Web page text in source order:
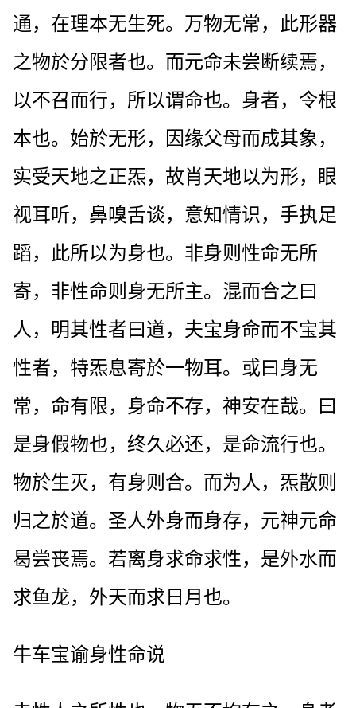
通，在理本无生死。万物无常，此形器
之物於分限者也。而元命未尝断续焉，
以不召而行，所以谓命也。身者，令根
本也。始於无形，因缘父母而成其象，
实受天地之正炁，故肖天地以为形，眼
视耳听，鼻嗅舌谈，意知情识，手执足
蹈，此所以为身也。非身则性命无所
寄，非性命则身无所主。混而合之曰
人，明其性者曰道，夫宝身命而不宝其
性者，特炁息寄於一物耳。或曰身无
常，命有限，身命不存，神安在哉。曰
是身假物也，终久必还，是命流行也。
物於生灭，有身则合。而为人，炁散则
归之於道。圣人外身而身存，元神元命
曷尝丧焉。若离身求命求性，是外水而
求鱼龙，外天而求日月也。
牛车宝谕身性命说